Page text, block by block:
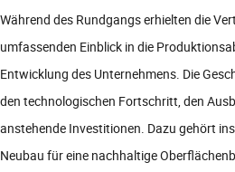
Während des Rundgangs erhielten die
umfassenden Einblick in die
Entwicklung des Unternehmens. Die
den technologischen Fortschritt, den
anstehende Investitionen. Dazu gehört
Neubau für eine nachhaltige